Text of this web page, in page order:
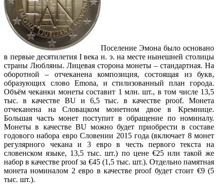
Поселение Эмона было основано
в первые десятилетия I века н. э. на месте нынешней столицы
страны Любляны. Лицевая сторона монеты – стандартная. На
оборотной – отчеканена композиция, состоящая из букв,
образующих слово Emona, и стилизованный план города.
Объём чеканки монеты составит 1 млн. шт., в том числе 13,5
тыс. в качестве BU и 6,5 тыс. в качестве proof. Монета
отчеканена на Словацком монетном двое в Кремнице.
Большая часть монет поступит в обращение по номиналу.
Монеты в качестве BU можно будет приобрести в составе
годового набора евро Словении 2015 года (включает 8 монет
регулярного чекана и 3 евро в честь первого текста на
словенском языке, 13,5 тыс. шт.) по цене €25 или такой же
набор в качестве proof за €45 (1,5 тыс. шт.). Отдельно памятная
монета номиналом 2 евро в качестве proof будет стоит €9 (5
тыс. шт.).